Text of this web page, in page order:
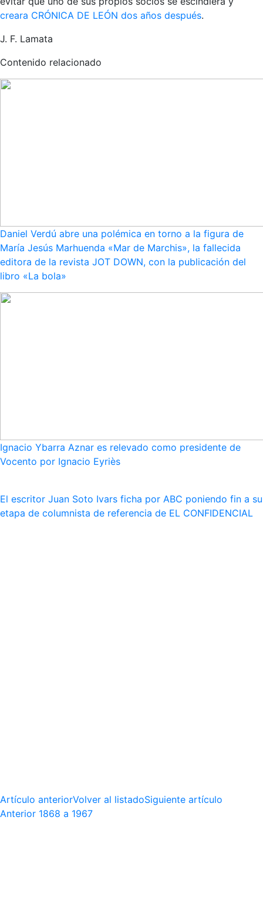
creara CRÓNICA DE LEÓN dos años después.
J. F. Lamata
Contenido relacionado
Daniel Verdú abre una polémica en torno a la figura de
María Jesús Marhuenda «Mar de Marchis», la fallecida
editora de la revista JOT DOWN, con la publicación del
libro «La bola»
Ignacio Ybarra Aznar es relevado como presidente de
Vocento por Ignacio Eyriès
El escritor Juan Soto Ivars ficha por ABC poniendo fin a su
etapa de columnista de referencia de EL CONFIDENCIAL
Artículo anteriorVolver al listadoSiguiente artículo
Anterior 1868 a 1967